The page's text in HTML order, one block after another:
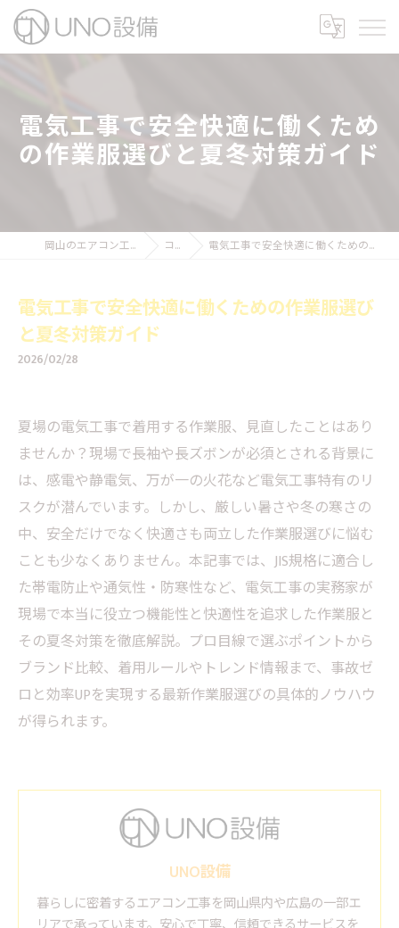
電気工事で安全快適に働くため
の作業服選びと夏冬対策ガイド
岡山のエアコン工事ならUNO設備 コラム 電気工事で安全快適に働くための作業服選びと夏冬対策ガイド
電気工事で安全快適に働くための作業服選び
と夏冬対策ガイド
2026/02/28
夏場の電気工事で着用する作業服、見直したことはあり
ませんか？現場で長袖や長ズボンが必須とされる背景に
は、感電や静電気、万が一の火花など電気工事特有のリ
スクが潜んでいます。しかし、厳しい暑さや冬の寒さの
中、安全だけでなく快適さも両立した作業服選びに悩む
ことも少なくありません。本記事では、JIS規格に適合し
た帯電防止や通気性・防寒性など、電気工事の実務家が
現場で本当に役立つ機能性と快適性を追求した作業服と
その夏冬対策を徹底解説。プロ目線で選ぶポイントから
ブランド比較、着用ルールやトレンド情報まで、事故ゼ
ロと効率UPを実現する最新作業服選びの具体的ノウハウ
が得られます。
UNO設備
暮らしに密着するエアコン工事を岡山県内や広島の一部エ